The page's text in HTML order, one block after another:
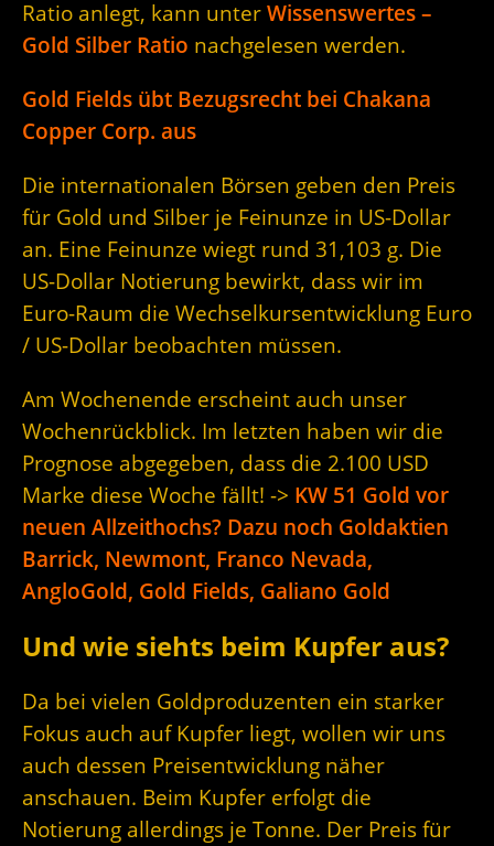
Ratio anlegt, kann unter Wissenswertes –
Gold Silber Ratio nachgelesen werden.
Gold Fields übt Bezugsrecht bei Chakana
Copper Corp. aus
Die internationalen Börsen geben den Preis
für Gold und Silber je Feinunze in US-Dollar
an. Eine Feinunze wiegt rund 31,103 g. Die
US-Dollar Notierung bewirkt, dass wir im
Euro-Raum die Wechselkursentwicklung Euro
/ US-Dollar beobachten müssen.
Am Wochenende erscheint auch unser
Wochenrückblick. Im letzten haben wir die
Prognose abgegeben, dass die 2.100 USD
Marke diese Woche fällt! -> KW 51 Gold vor
neuen Allzeithochs? Dazu noch Goldaktien
Barrick, Newmont, Franco Nevada,
AngloGold, Gold Fields, Galiano Gold
Und wie siehts beim Kupfer aus?
Da bei vielen Goldproduzenten ein starker
Fokus auch auf Kupfer liegt, wollen wir uns
auch dessen Preisentwicklung näher
anschauen. Beim Kupfer erfolgt die
Notierung allerdings je Tonne. Der Preis für